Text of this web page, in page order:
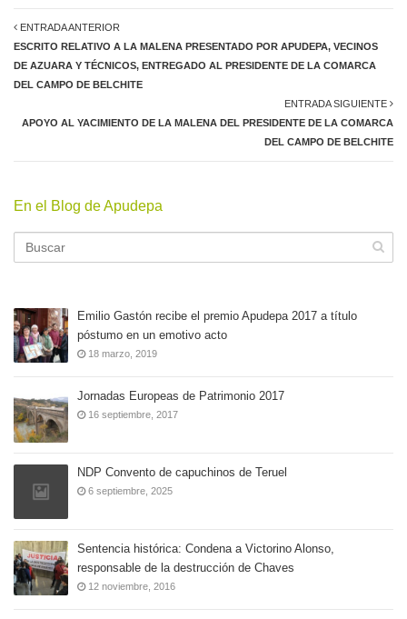
ENTRADA ANTERIOR
ESCRITO RELATIVO A LA MALENA PRESENTADO POR APUDEPA, VECINOS
DE AZUARA Y TÉCNICOS, ENTREGADO AL PRESIDENTE DE LA COMARCA
DEL CAMPO DE BELCHITE
ENTRADA SIGUIENTE
APOYO AL YACIMIENTO DE LA MALENA DEL PRESIDENTE DE LA COMARCA
DEL CAMPO DE BELCHITE
En el Blog de Apudepa
Emilio Gastón recibe el premio Apudepa 2017 a título
póstumo en un emotivo acto
18 marzo, 2019
Jornadas Europeas de Patrimonio 2017
16 septiembre, 2017
NDP Convento de capuchinos de Teruel
6 septiembre, 2025
Sentencia histórica: Condena a Victorino Alonso,
responsable de la destrucción de Chaves
12 noviembre, 2016